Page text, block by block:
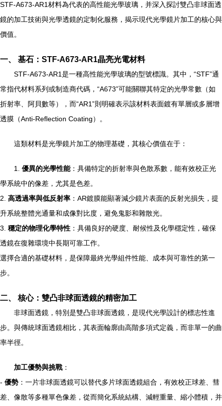
STF-A673-AR1材料為代表的高性能光學玻璃，并深入探討雙凸非球面透
鏡的加工技術與光學透鏡的定制化服務，揭示現代光學鏡片加工的核心與
價值。
一、 基石：STF-A673-AR1晶亮光電材料
STF-A673-AR1是一種高性能光學玻璃的型號標識。其中，“STF”通
常指代材料系列或制造商代碼，“A673”可能關聯其特定的光學常數（如
折射率、阿貝數等），而“AR1”則明確表示該材料表面鍍有單層或多層增
透膜（Anti-Reflection Coating）。
這類材料是光學鏡片加工的物理基礎，其核心價值在于：
1. 優異的光學性能：具備特定的折射率與色散系數，能有效校正光
學系統中的像差，尤其是色差。
2. 高透過率與低反射率 ：AR鍍膜能顯著減少鏡片表面的反射光損失，提
升系統整體光通量和成像對比度，避免鬼影和雜散光。
3. 穩定的物理化學特性 ：具備良好的硬度、耐候性及化學穩定性，確保
透鏡在復雜環境中長期可靠工作。
選擇合適的基礎材料，是保障最終光學組件性能、成本與可靠性的第一
步。
二、 核心：雙凸非球面透鏡的精密加工
非球面透鏡，特別是雙凸非球面透鏡，是現代光學設計的標志性進
步。與傳統球面透鏡相比，其表面輪廓由高階多項式定義，而非單一的曲
率半徑。
加工優勢與挑戰 ：
- 優勢 ：一片非球面透鏡可以替代多片球面透鏡組合，有效校正球差、彗
差、像散等多種單色像差，從而簡化系統結構、減輕重量、縮小體積，并